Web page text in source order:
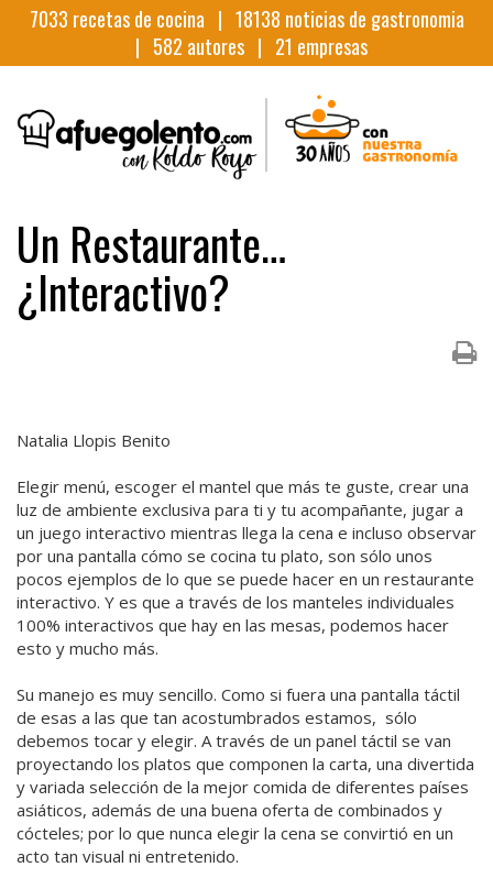
7033 recetas de cocina | 18138 noticias de gastronomia
| 582 autores | 21 empresas
Un Restaurante…
¿Interactivo?
Natalia Llopis Benito
Elegir menú, escoger el mantel que más te guste, crear una
luz de ambiente exclusiva para ti y tu acompañante, jugar a
un juego interactivo mientras llega la cena e incluso observar
por una pantalla cómo se cocina tu plato, son sólo unos
pocos ejemplos de lo que se puede hacer en un restaurante
interactivo. Y es que a través de los manteles individuales
100% interactivos que hay en las mesas, podemos hacer
esto y mucho más.
Su manejo es muy sencillo. Como si fuera una pantalla táctil
de esas a las que tan acostumbrados estamos, sólo
debemos tocar y elegir. A través de un panel táctil se van
proyectando los platos que componen la carta, una divertida
y variada selección de la mejor comida de diferentes países
asiáticos, además de una buena oferta de combinados y
cócteles; por lo que nunca elegir la cena se convirtió en un
acto tan visual ni entretenido.